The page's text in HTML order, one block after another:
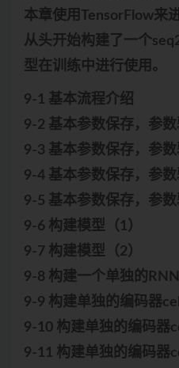
本章使用TensorFlow来
从头开始构建了一个
型在训练中进行使用。
9-1 基本流程介绍
9-2 基本参数保存，参数
9-3 基本参数保存，参数
9-4 基本参数保存，参数
9-5 基本参数保存，参数
9-6 构建模型（1）
9-7 构建模型（2）
9-8 构建一个单独的RNN
9-9 构建单独的编码器
9-10 构建单独的编码器
9-11 构建单独的编码器